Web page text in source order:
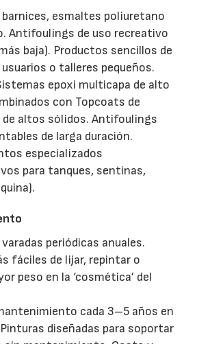
esmaltes poliuretano
Antifoulings de uso recreativo
baja). Productos sencillos de
o talleres pequeños.
epoxi multicapa de alto
con Topcoats de
altos sólidos. Antifoulings
de larga duración.
especializados
para tanques, sentinas,
periódicas anuales.
fáciles de lijar, repintar o
peso en la ‘cosmética’ del
cada 3–5 años en
diseñadas para soportar